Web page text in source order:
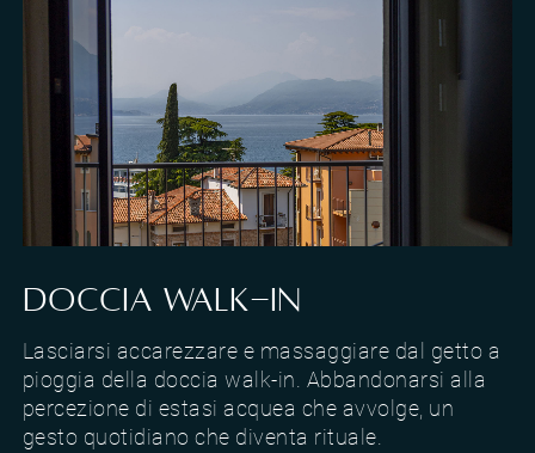
DOCCIA WALK-IN
Lasciarsi accarezzare e massaggiare dal getto a
pioggia della doccia walk-in. Abbandonarsi alla
percezione di estasi acquea che avvolge, un
gesto quotidiano che diventa rituale.